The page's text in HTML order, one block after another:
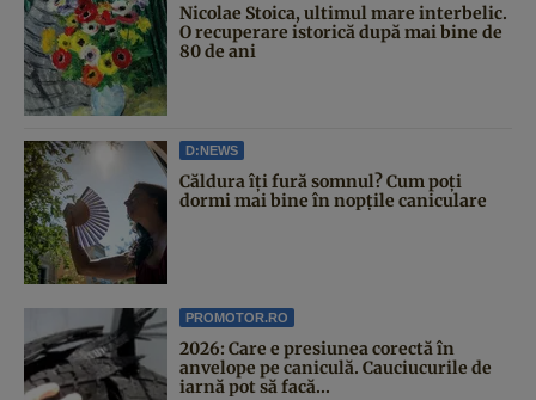
Nicolae Stoica, ultimul mare interbelic.
O recuperare istorică după mai bine de
80 de ani
D:NEWS
Căldura îți fură somnul? Cum poți
dormi mai bine în nopțile caniculare
PROMOTOR.RO
2026: Care e presiunea corectă în
anvelope pe caniculă. Cauciucurile de
iarnă pot să facă...